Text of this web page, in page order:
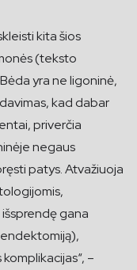
kita šios
(teksto
yra ne ligoninė,
kad dabar
priverčia
negaus
patys. Atvažiuoja
gana
–